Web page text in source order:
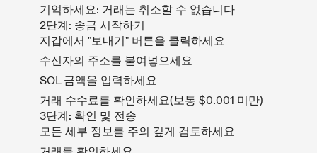
기억하세요: 거래는 취소할 수 없습니다
2단계: 송금 시작하기
지갑에서 "보내기" 버튼을 클릭하세요
수신자의 주소를 붙여넣으세요
SOL 금액을 입력하세요
거래 수수료를 확인하세요(보통 $0.001 미만)
3단계: 확인 및 전송
모든 세부 정보를 주의 깊게 검토하세요